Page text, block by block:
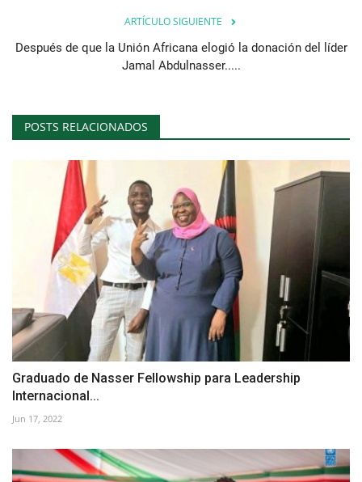
ARTÍCULO SIGUIENTE
Después de que la Unión Africana elogió la donación del líder
Jamal Abdulnasser.....
POSTS RELACIONADOS
Graduado de Nasser Fellowship para Leadership
Internacional...
Jun 17, 2022